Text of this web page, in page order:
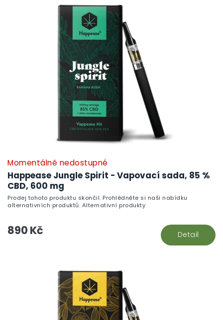
Happease Jungle Spirit - Vapovací sada, 85 %
CBD, 600 mg
Momentálně nedostupné
890 Kč Detail
Prodej tohoto produktu skončil. Prohlédněte si naši nabídku
alternativních produktů. Alternativní produkty